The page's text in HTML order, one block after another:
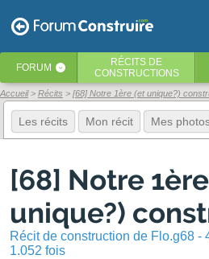
FORUM ‹ RÉCITS DE
CONSTRUCTIONS
Accueil Récits [68] Notre 1ère (et unique?)
Les récits Mon récit Mes
[68] Notre
unique?)
Récit de construction de Flo.g68 -
1.052 fois